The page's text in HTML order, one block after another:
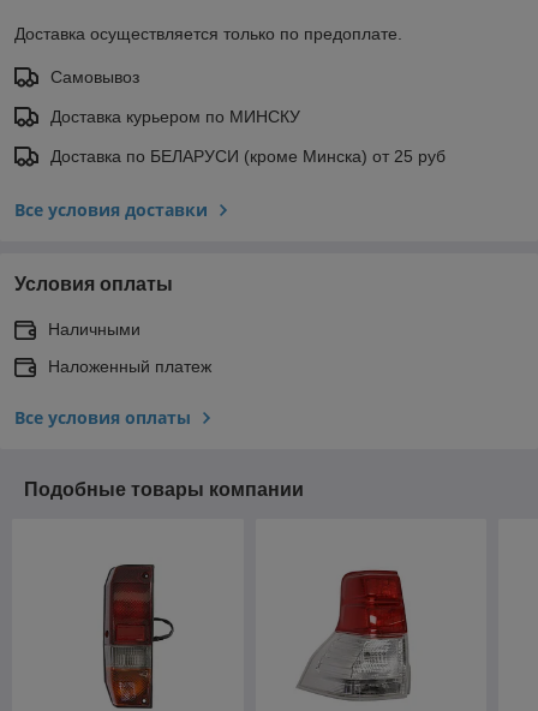
Доставка осуществляется только по предоплате.
Самовывоз
Доставка курьером по МИНСКУ
Доставка по БЕЛАРУСИ (кроме Минска) от 25 руб
Все условия доставки
Условия оплаты
Наличными
Наложенный платеж
Все условия оплаты
Подобные товары компании